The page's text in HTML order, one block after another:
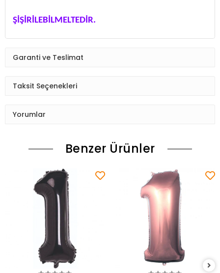
ŞİŞİRİLEBİLMELTEDİR.
Garanti ve Teslimat
Taksit Seçenekleri
Yorumlar
Benzer Ürünler